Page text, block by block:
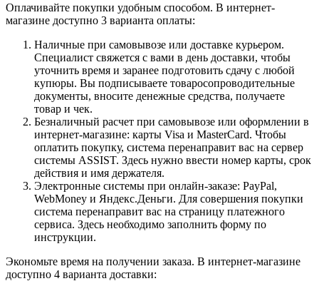
Оплачивайте покупки удобным способом. В интернет-
магазине доступно 3 варианта оплаты:
Наличные при самовывозе или доставке курьером.
Специалист свяжется с вами в день доставки, чтобы
уточнить время и заранее подготовить сдачу с любой
купюры. Вы подписываете товаросопроводительные
документы, вносите денежные средства, получаете
товар и чек.
Безналичный расчет при самовывозе или оформлении в
интернет-магазине: карты Visa и MasterCard. Чтобы
оплатить покупку, система перенаправит вас на сервер
системы ASSIST. Здесь нужно ввести номер карты, срок
действия и имя держателя.
Электронные системы при онлайн-заказе: PayPal,
WebMoney и Яндекс.Деньги. Для совершения покупки
система перенаправит вас на страницу платежного
сервиса. Здесь необходимо заполнить форму по
инструкции.
Экономьте время на получении заказа. В интернет-магазине
доступно 4 варианта доставки: